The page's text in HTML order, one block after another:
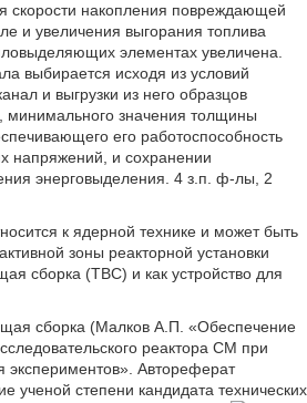
скорости накопления повреждающей
и увеличения выгорания топлива
элементах увеличена.
выбирается исходя из условий
и выгрузки из него образцов
минимального значения толщины
его работоспособность
напряжений, и сохранении
энерговыделения. 4 з.п. ф-лы, 2
к ядерной технике и может быть
зоны реакторной установки
сборка (ТВС) и как устройство для
сборка (Малков А.П. «Обеспечение
реактора СМ при
экспериментов». Автореферат
ученой степени кандидата технических